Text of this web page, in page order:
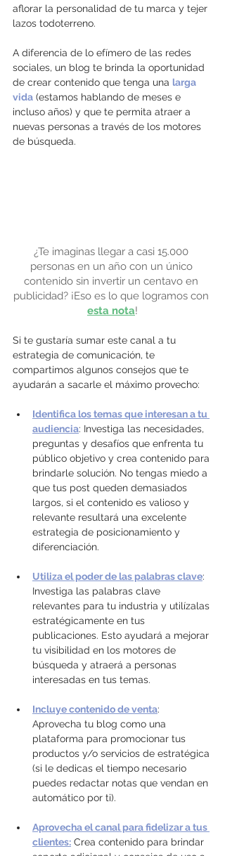
aflorar la personalidad de tu marca y tejer
lazos todoterreno.
A diferencia de lo efímero de las redes
sociales, un blog te brinda la oportunidad
de crear contenido que tenga una larga
vida (estamos hablando de meses e
incluso años) y que te permita atraer a
nuevas personas a través de los motores
de búsqueda.
¿Te imaginas llegar a casi 15.000
personas en un año con un único
contenido sin invertir un centavo en
publicidad? ¡Eso es lo que logramos con
esta nota!
Si te gustaría sumar este canal a tu
estrategia de comunicación, te
compartimos algunos consejos que te
ayudarán a sacarle el máximo provecho:
Identifica los temas que interesan a tu
audiencia: Investiga las necesidades,
preguntas y desafíos que enfrenta tu
público objetivo y crea contenido para
brindarle solución. No tengas miedo a
que tus post queden demasiados
largos, si el contenido es valioso y
relevante resultará una excelente
estrategia de posicionamiento y
diferenciación.
Utiliza el poder de las palabras clave:
Investiga las palabras clave
relevantes para tu industria y utilízalas
estratégicamente en tus
publicaciones. Esto ayudará a mejorar
tu visibilidad en los motores de
búsqueda y atraerá a personas
interesadas en tus temas.
Incluye contenido de venta:
Aprovecha tu blog como una
plataforma para promocionar tus
productos y/o servicios de estratégica
(si le dedicas el tiempo necesario
puedes redactar notas que vendan en
automático por ti).
Aprovecha el canal para fidelizar a tus
clientes: Crea contenido para brindar